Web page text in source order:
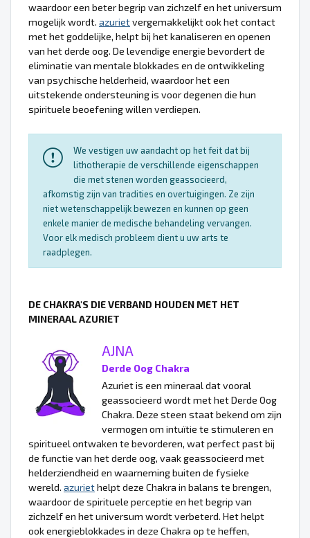
waardoor een beter begrip van zichzelf en het universum
mogelijk wordt. azurietvergemakkelijkt ook het contact
met het goddelijke, helpt bij het kanaliseren en openen
van het derde oog. De levendige energie bevordert de
eliminatie van mentale blokkades en de ontwikkeling
van psychische helderheid, waardoor het een
uitstekende ondersteuning is voor degenen die hun
spirituele beoefening willen verdiepen.
We vestigen uw aandacht op het feit dat bij
lithotherapie de verschillende eigenschappen
die met stenen worden geassocieerd,
afkomstig zijn van tradities en overtuigingen. Ze zijn
niet wetenschappelijk bewezen en kunnen op geen
enkele manier de medische behandeling vervangen.
Voor elk medisch probleem dient u uw arts te
raadplegen.
DE CHAKRA'S DIE VERBAND HOUDEN MET HET
MINERAAL AZURIET
AJNA
Derde Oog Chakra
Azuriet is een mineraal dat vooral
geassocieerd wordt met het Derde Oog
Chakra. Deze steen staat bekend om zijn
vermogen om intuïtie te stimuleren en
spiritueel ontwaken te bevorderen, wat perfect past bij
de functie van het derde oog, vaak geassocieerd met
helderziendheid en waarneming buiten de fysieke
wereld. azuriethelpt deze Chakra in balans te brengen,
waardoor de spirituele perceptie en het begrip van
zichzelf en het universum wordt verbeterd. Het helpt
ook energieblokkades in deze Chakra op te heffen,